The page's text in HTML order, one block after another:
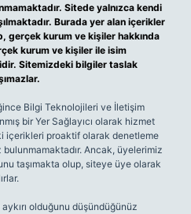
Sitede yalnızca kendi
Burada yer alan içerikler
gerçek kurum ve kişiler hakkında
kurum ve kişiler ile isim
Sitemizdeki bilgiler taslak
Bilgi Teknolojileri ve İletişim
bir Yer Sağlayıcı olarak hizmet
içerikleri proaktif olarak denetleme
Ancak, üyelerimiz
taşımakta olup, siteye üye olarak
olduğunu düşündüğünüz